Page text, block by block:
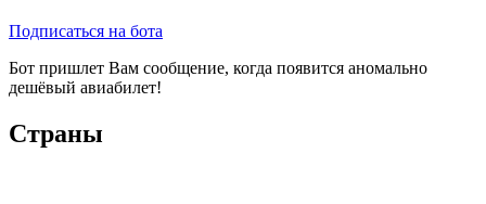
Подписаться на бота
Бот пришлет Вам сообщение, когда появится аномально
дешёвый авиабилет!
Страны